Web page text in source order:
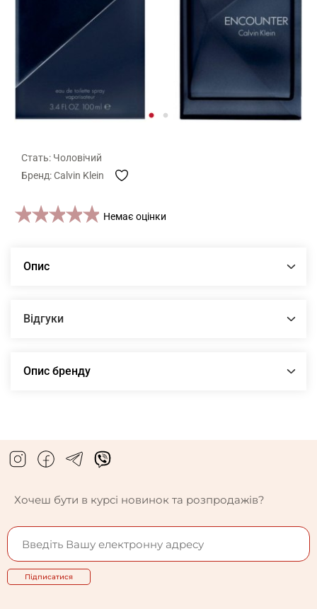
Стать: Чоловічий
Бренд: Calvin Klein
5 stars
4 stars
3 stars
2 stars
1 star Немає оцінки
Опис
Відгуки
Опис бренду
Хочеш бути в курсі новинок та розпродажів?
Підписатися